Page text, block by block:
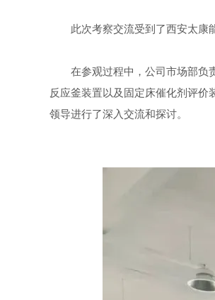
此次考察交流受到了西安太康
在参观过程中，公司市场部负
反应釜装置以及固定床催化剂评
领导进行了深入交流和探讨。